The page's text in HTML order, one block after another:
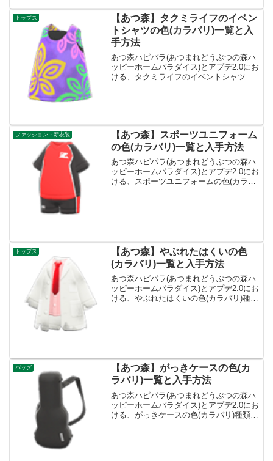
トップス
【あつ森】タクミライフのイベン
トシャツの色(カラバリ)一覧と入
手方法
あつ森ハピパラ(あつまれどうぶつの森ハ
ッピーホームパラダイス)とアプデ2.0にお
ける、タクミライフのイベントシャツの
ファッション・新衣装
【あつ森】スポーツユニフォーム
の色(カラバリ)一覧と入手方法
あつ森ハピパラ(あつまれどうぶつの森ハ
ッピーホームパラダイス)とアプデ2.0にお
ける、スポーツユニフォームの色(カラバ
トップス
【あつ森】やぶれたはくいの色
(カラバリ)一覧と入手方法
あつ森ハピパラ(あつまれどうぶつの森ハ
ッピーホームパラダイス)とアプデ2.0にお
ける、やぶれたはくいの色(カラバリ)種類
バッグ
【あつ森】がっきケースの色(カ
ラバリ)一覧と入手方法
あつ森ハピパラ(あつまれどうぶつの森ハ
ッピーホームパラダイス)とアプデ2.0にお
ける、がっきケースの色(カラバリ)種類一